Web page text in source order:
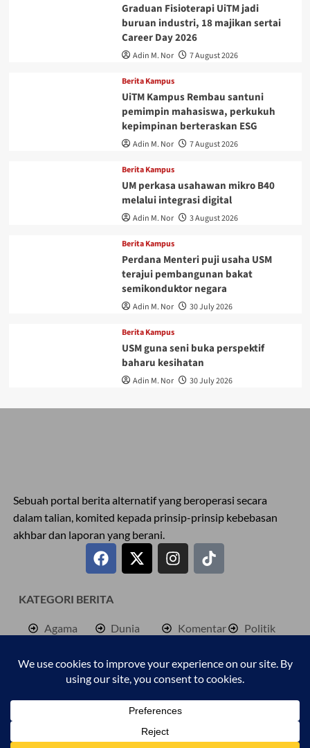
Graduan Fisioterapi UiTM jadi
buruan industri, 18 majikan sertai
Career Day 2026
Adin M. Nor 7 August 2026
Berita Kampus
UiTM Kampus Rembau santuni
pemimpin mahasiswa, perkukuh
kepimpinan berteraskan ESG
Adin M. Nor 7 August 2026
Berita Kampus
UM perkasa usahawan mikro B40
melalui integrasi digital
Adin M. Nor 3 August 2026
Berita Kampus
Perdana Menteri puji usaha USM
terajui pembangunan bakat
semikonduktor negara
Adin M. Nor 30 July 2026
Berita Kampus
USM guna seni buka perspektif
baharu kesihatan
Adin M. Nor 30 July 2026
Sebuah portal berita alternatif yang beroperasi secara
dalam talian, komited kepada prinsip-prinsip kebebasan
akhbar dan laporan yang berani.
KATEGORI BERITA
Agama
Berita
Bisnes
Cetusan
Dunia
Jenayah
Kembara
Kesihatan
Komentar
Palestine
Pendidkan
Personaliti
Politik
Sukan